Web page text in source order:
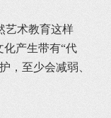
术教育这样
化产生带有“代
，至少会减弱、